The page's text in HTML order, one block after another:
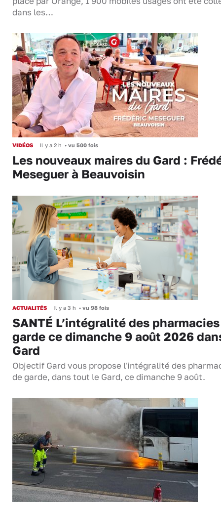
dans les…
VIDÉOS Il y a 2 h • vu 500 fois
Les nouveaux maires du Gard :
Meseguer à Beauvoisin
ACTUALITÉS Il y a 3 h • vu 98 fois
SANTÉ L’intégralité des
garde ce dimanche 9 août 2026
Gard
Objectif Gard vous propose l'intégralité des
de garde, dans tout le Gard, ce dimanche 9 août.